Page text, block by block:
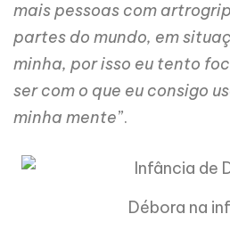
mais pessoas com
partes do mundo, em
minha, por isso eu tento
ser com o que eu consigo
minha mente”.
Débora na